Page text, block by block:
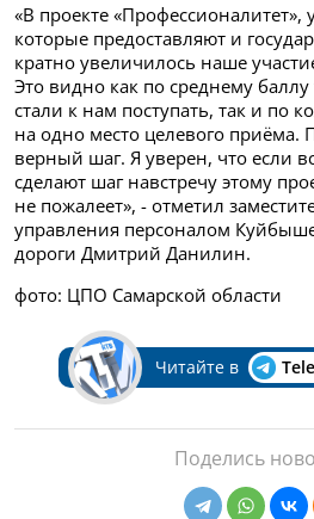
«В проекте «Профессионалитет»,
которые предоставляют и
кратно увеличилось наше
Это видно как по среднему баллу
стали к нам поступать, так и по
на одно место целевого приёма.
верный шаг. Я уверен, что если
сделают шаг навстречу этому
не пожалеет», - отметил
управления персоналом
дороги Дмитрий Данилин.
фото: ЦПО Самарской области
Читайте в
Поделись